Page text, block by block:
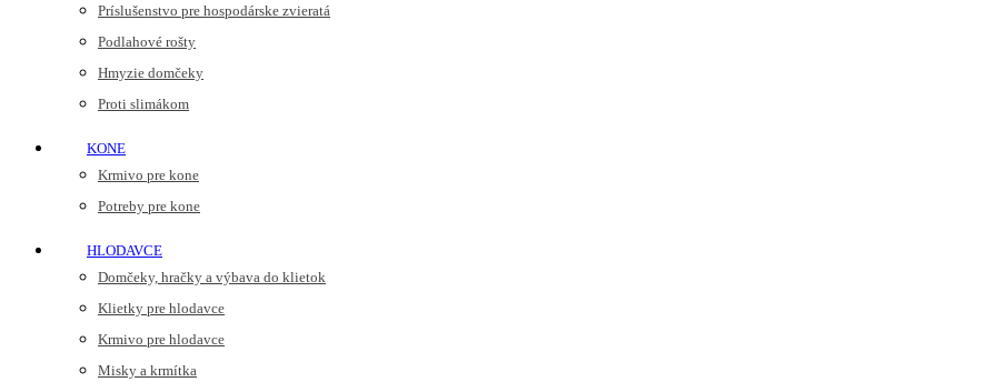
Príslušenstvo pre hospodárske zvieratá
Podlahové rošty
Hmyzie domčeky
Proti slimákom
KONE
Krmivo pre kone
Potreby pre kone
HLODAVCE
Domčeky, hračky a výbava do klietok
Klietky pre hlodavce
Krmivo pre hlodavce
Misky a krmítka